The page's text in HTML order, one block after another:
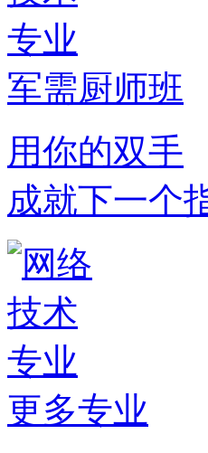
军需厨师班
用你的双手
成就下一个
更多专业